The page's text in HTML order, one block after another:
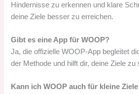
Hindernisse zu erkennen und klare
deine Ziele besser zu erreichen.
Gibt es eine App für WOOP?
Ja, die offizielle WOOP-App begleitet
der Methode und hilft dir, deine Ziele zu
Kann ich WOOP auch für kleine